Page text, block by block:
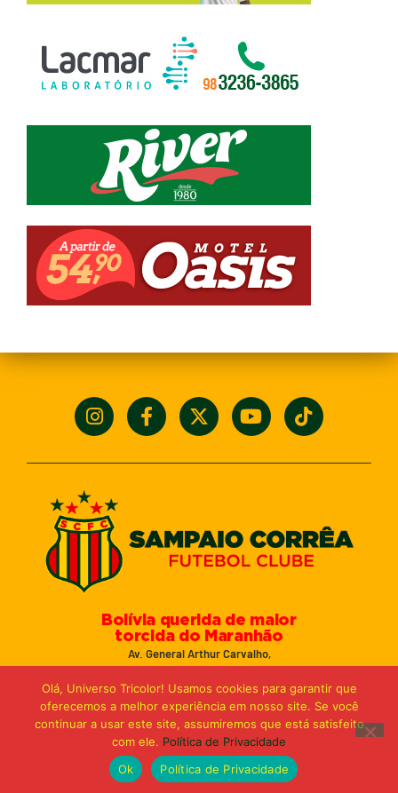
Bolívia querida de maior
torcida do Maranhão
Av. General Arthur Carvalho,
Email: marketing@sampaiocorreafc.com.br
© 2021 • Sampaio Corrêa Futebol Clube
Web Design: MP Marketing, Promo e Digital
Olá, Universo Tricolor! Usamos cookies para garantir que
oferecemos a melhor experiência em nosso site. Se você
continuar a usar este site, assumiremos que está satisfeito
com ele. Política de Privacidade
Ok
Política de Privacidade